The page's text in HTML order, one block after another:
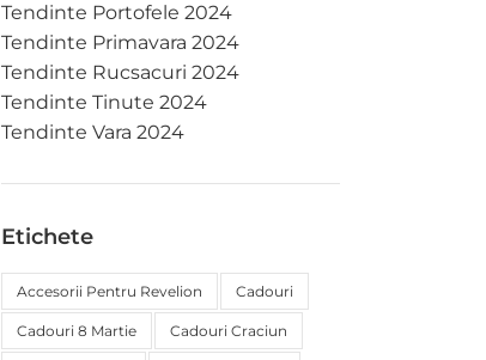
Tendinte Portofele 2024
Tendinte Primavara 2024
Tendinte Rucsacuri 2024
Tendinte Tinute 2024
Tendinte Vara 2024
Etichete
Accesorii Pentru Revelion Cadouri
Cadouri 8 Martie Cadouri Craciun